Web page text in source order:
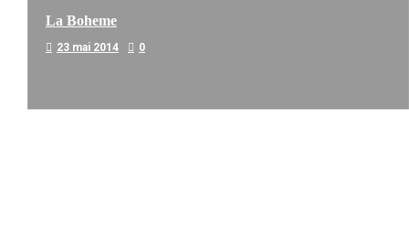
La Boheme
23 mai 2014 0